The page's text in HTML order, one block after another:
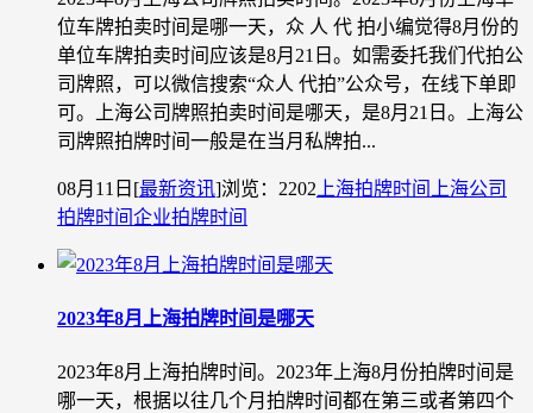
位车牌拍卖时间是哪一天，众 人 代 拍小编觉得8月份的
单位车牌拍卖时间应该是8月21日。如需委托我们代拍公
司牌照，可以微信搜索“众人 代拍”公众号，在线下单即
可。上海公司牌照拍卖时间是哪天，是8月21日。上海公
司牌照拍牌时间一般是在当月私牌拍...
08月11日 [最新资讯]浏览：2202 上海拍牌时间
上海公司
拍牌时间企业拍牌时间
2023年8月上海拍牌时间是哪天
2023年8月上海拍牌时间。2023年上海8月份拍牌时间是
哪一天，根据以往几个月拍牌时间都在第三或者第四个